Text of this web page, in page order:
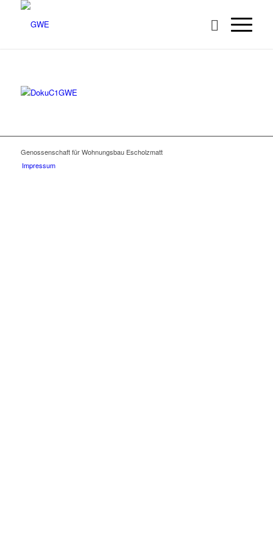
Genossenschaft für Wohnungsbau Escholzmatt
Impressum